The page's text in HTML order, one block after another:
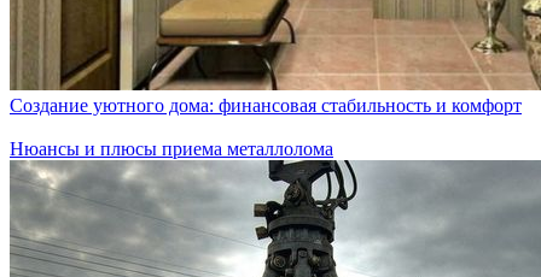
Создание уютного дома: финансовая стабильность и комфорт
Нюансы и плюсы приема металлолома